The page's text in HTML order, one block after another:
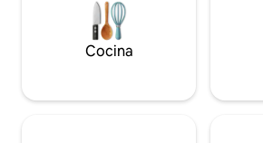
Cocina